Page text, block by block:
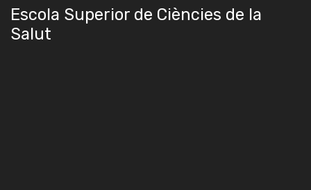
Escola Superior de Ciències de la
Salut